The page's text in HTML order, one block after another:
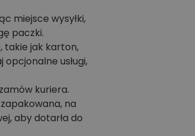
miejsce wysyłki,
paczki.
takie jak karton,
usługi,
kuriera.
na
aby dotarła do